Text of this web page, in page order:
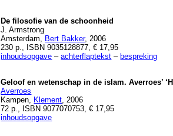
De filosofie van de schoonheid
J. Armstrong
Amsterdam, Bert Bakker, 2006
230 p., ISBN 9035128877, € 17,95
inhoudsopgave –achterflaptekst – bespreking
Geloof en wetenschap in de islam. Averroes’
Averroes
Kampen, Klement, 2006
72 p., ISBN 9077070753, € 17,95
inhoudsopgave